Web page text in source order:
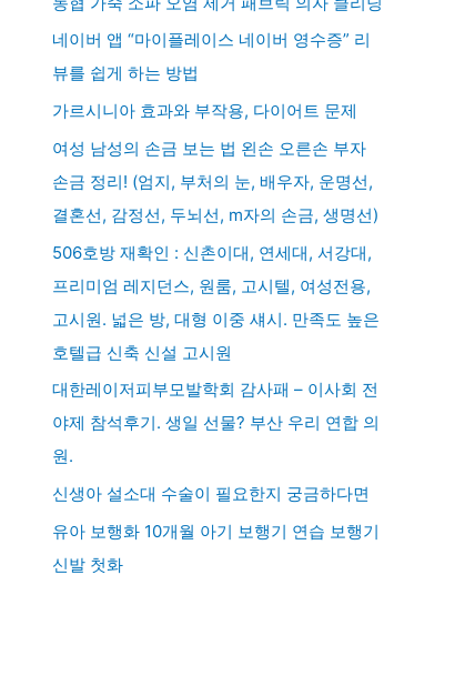
네이버 앱 “마이플레이스 네이버 영수증” 리
뷰를 쉽게 하는 방법
가르시니아 효과와 부작용, 다이어트 문제
여성 남성의 손금 보는 법 왼손 오른손 부자
손금 정리! (엄지, 부처의 눈, 배우자, 운명선,
결혼선, 감정선, 두뇌선, m자의 손금, 생명선)
506호방 재확인 : 신촌이대, 연세대, 서강대,
프리미엄 레지던스, 원룸, 고시텔, 여성전용,
고시원. 넓은 방, 대형 이중 섀시. 만족도 높은
호텔급 신축 신설 고시원
대한레이저피부모발학회 감사패 – 이사회 전
야제 참석후기. 생일 선물? 부산 우리 연합 의
원.
신생아 설소대 수술이 필요한지 궁금하다면
유아 보행화 10개월 아기 보행기 연습 보행기
신발 첫화